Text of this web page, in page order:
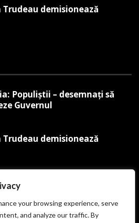
your browsing experience, serve
and analyze our traffic. By
Trudeau demisionează
Populiștii – desemnați să
Guvernul
Trudeau demisionează
organizează Mitingul
MAGA pe 19 ianuarie